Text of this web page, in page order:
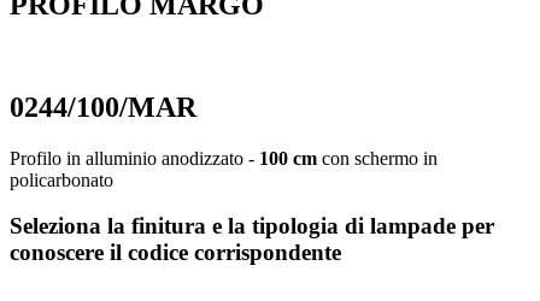
0244/100/MAR
Profilo in alluminio anodizzato - 100 cm con schermo in
policarbonato
Seleziona la finitura e la tipologia di lampade per
conoscere il codice corrispondente